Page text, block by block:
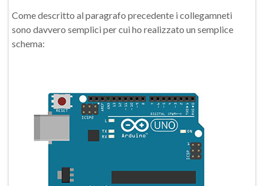
Come descritto al paragrafo precedente i collegamneti
sono davvero semplici per cui ho realizzato un semplice
schema: